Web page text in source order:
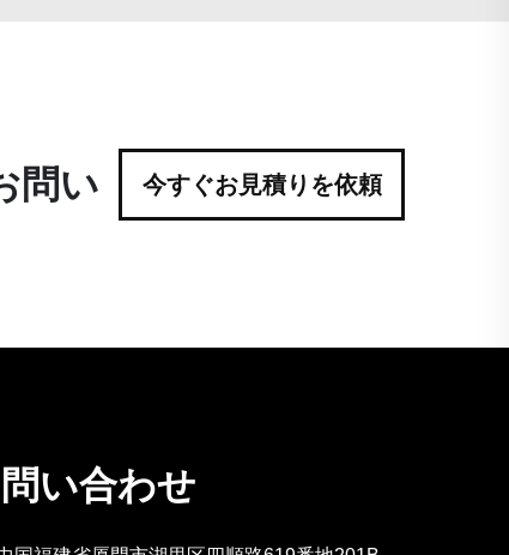
問い
今すぐお見積りを依頼
い合わせ